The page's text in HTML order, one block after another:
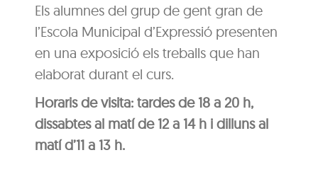
Els alumnes del grup de gent gran de
l’Escola Municipal d’Expressió presenten
en una exposició els treballs que han
elaborat durant el curs.
Horaris de visita: tardes de 18 a 20 h,
dissabtes al matí de 12 a 14 h i dilluns al
matí d’11 a 13 h.